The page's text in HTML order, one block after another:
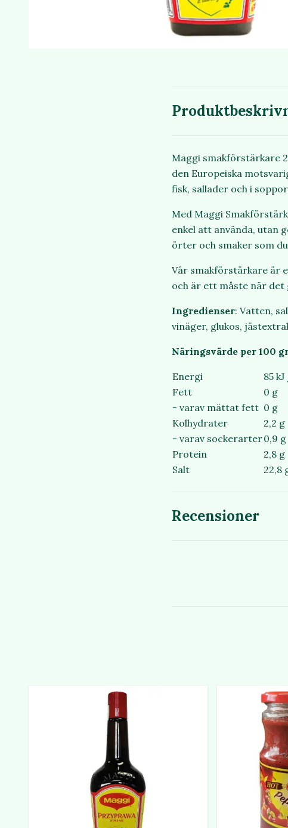
Maggi smakförstärkare
den Europeiska
fisk, sallader och i
Med Maggi
enkel att använda, utan
örter och smaker som
Vår smakförstärkare är
och är ett måste när det
Ingredienser: Vatten,
vinäger, glukos,
Näringsvärde per 100
Energi
85
Fett
0 g
- varav mättat fett 0 g
Kolhydrater
2,2 g
- varav sockerarter0,9 g
Protein
2,8 g
Salt
22,8
Recensioner